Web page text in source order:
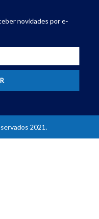
novidades por e-
2021.